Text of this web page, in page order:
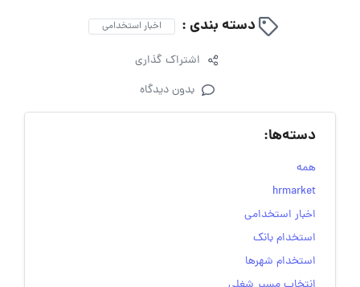
دسته بندی : اخبار استخدامی
اشتراک گذاری
بدون دیدگاه
دسته‌ها:
همه
hrmarket
اخبار استخدامی
استخدام بانک
استخدام شهرها